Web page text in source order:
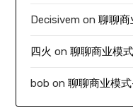
Decisivem on聊聊
四火 on聊聊商业模
bob on聊聊商业模